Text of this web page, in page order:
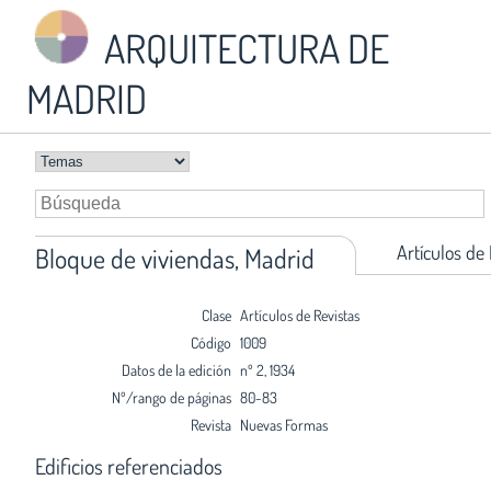
ARQUITECTURA DE
MADRID
Bloque de viviendas, Madrid Artículos de
Clase Artículos de Revistas
Código 1009
Datos de la edición nº 2, 1934
Nº/rango de páginas 80-83
Revista Nuevas Formas
Edificios referenciados